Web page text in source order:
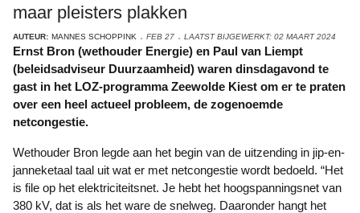
maar pleisters plakken
AUTEUR: MANNES SCHOPPINK FEB 27 LAATST BIJGEWERKT: 02 MAART 2024
Ernst Bron (wethouder Energie) en Paul van Liempt
(beleidsadviseur Duurzaamheid) waren dinsdagavond te
gast in het LOZ-programma Zeewolde Kiest om er te praten
over een heel actueel probleem, de zogenoemde
netcongestie.
Wethouder Bron legde aan het begin van de uitzending in jip-en-
janneketaal taal uit wat er met netcongestie wordt bedoeld. “Het
is file op het elektriciteitsnet. Je hebt het hoogspanningsnet van
380 kV, dat is als het ware de snelweg. Daaronder hangt het